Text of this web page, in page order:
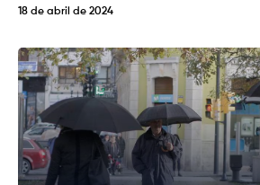
18 de abril de 2024